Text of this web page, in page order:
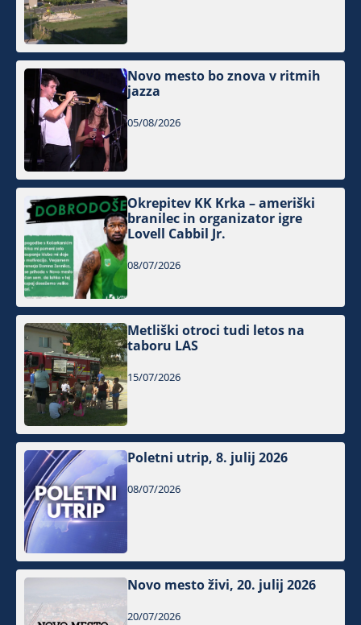
Novo mesto bo znova v ritmih
jazza
05/08/2026
Okrepitev KK Krka – ameriški
branilec in organizator igre
Lovell Cabbil Jr.
08/07/2026
Metliški otroci tudi letos na
taboru LAS
15/07/2026
Poletni utrip, 8. julij 2026
08/07/2026
Novo mesto živi, 20. julij 2026
20/07/2026